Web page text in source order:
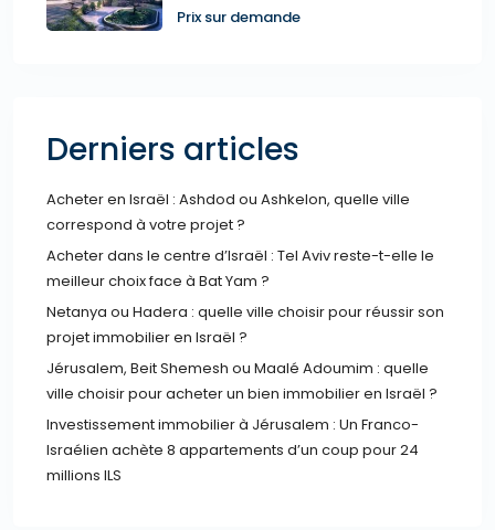
Prix sur demande
Derniers articles
Acheter en Israël : Ashdod ou Ashkelon, quelle ville
correspond à votre projet ?
Acheter dans le centre d’Israël : Tel Aviv reste-t-elle le
meilleur choix face à Bat Yam ?
Netanya ou Hadera : quelle ville choisir pour réussir son
projet immobilier en Israël ?
Jérusalem, Beit Shemesh ou Maalé Adoumim : quelle
ville choisir pour acheter un bien immobilier en Israël ?
Investissement immobilier à Jérusalem : Un Franco-
Israélien achète 8 appartements d’un coup pour 24
millions ILS